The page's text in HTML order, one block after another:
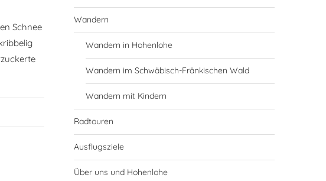
Schnee
Wandern
Wandern in Hohenlohe
Wandern im Schwäbisch-Fränkischen Wald
Wandern mit Kindern
Radtouren
Ausflugsziele
Über uns und Hohenlohe